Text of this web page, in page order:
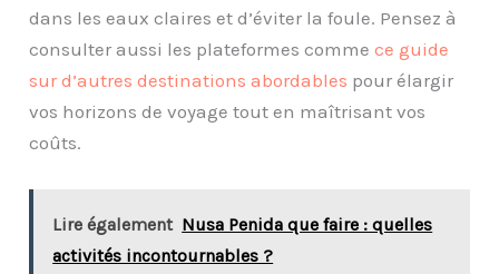
dans les eaux claires et d’éviter la foule. Pensez à
consulter aussi les plateformes commece guide
sur d’autres destinations abordables pour élargir
vos horizons de voyage tout en maîtrisant vos
coûts.
Lire également Nusa Penida que faire : quelles
activités incontournables ?